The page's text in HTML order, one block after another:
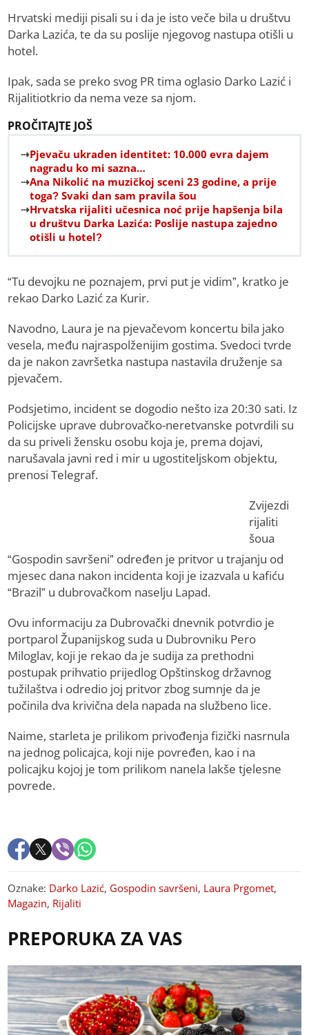
Hrvatski mediji pisali su i da je isto veče bila u društvu
Darka Lazića, te da su poslije njegovog nastupa otišli u
hotel.
Ipak, sada se preko svog PR tima oglasio Darko Lazić i
Rijalitiotkrio da nema veze sa njom.
PROČITAJTE JOŠ
Pjevaču ukraden identitet: 10.000 evra dajem
nagradu ko mi sazna…
Ana Nikolić na muzičkoj sceni 23 godine, a prije
toga? Svaki dan sam pravila šou
Hrvatska rijaliti učesnica noć prije hapšenja bila
u društvu Darka Lazića: Poslije nastupa zajedno
otišli u hotel?
“Tu devojku ne poznajem, prvi put je vidim”, kratko je
rekao Darko Lazić za Kurir.
Navodno, Laura je na pjevačevom koncertu bila jako
vesela, među najraspolženijim gostima. Svedoci tvrde
da je nakon završetka nastupa nastavila druženje sa
pjevačem.
Podsjetimo, incident se dogodio nešto iza 20:30 sati. Iz
Policijske uprave dubrovačko-neretvanske potvrdili su
da su priveli žensku osobu koja je, prema dojavi,
narušavala javni red i mir u ugostiteljskom objektu,
prenosi Telegraf.
Zvijezdi
rijaliti
šoua
“Gospodin savršeni” određen je pritvor u trajanju od
mjesec dana nakon incidenta koji je izazvala u kafiću
“Brazil” u dubrovačkom naselju Lapad.
Ovu informaciju za Dubrovački dnevnik potvrdio je
portparol Županijskog suda u Dubrovniku Pero
Miloglav, koji je rekao da je sudija za prethodni
postupak prihvatio prijedlog Opštinskog državnog
tužilaštva i odredio joj pritvor zbog sumnje da je
počinila dva krivična dela napada na službeno lice.
Naime, starleta je prilikom privođenja fizički nasrnula
na jednog policajca, koji nije povređen, kao i na
policajku kojoj je tom prilikom nanela lakše tjelesne
povrede.
Oznake: Darko Lazić, Gospodin savršeni, Laura Prgomet,
Magazin, Rijaliti
PREPORUKA ZA VAS